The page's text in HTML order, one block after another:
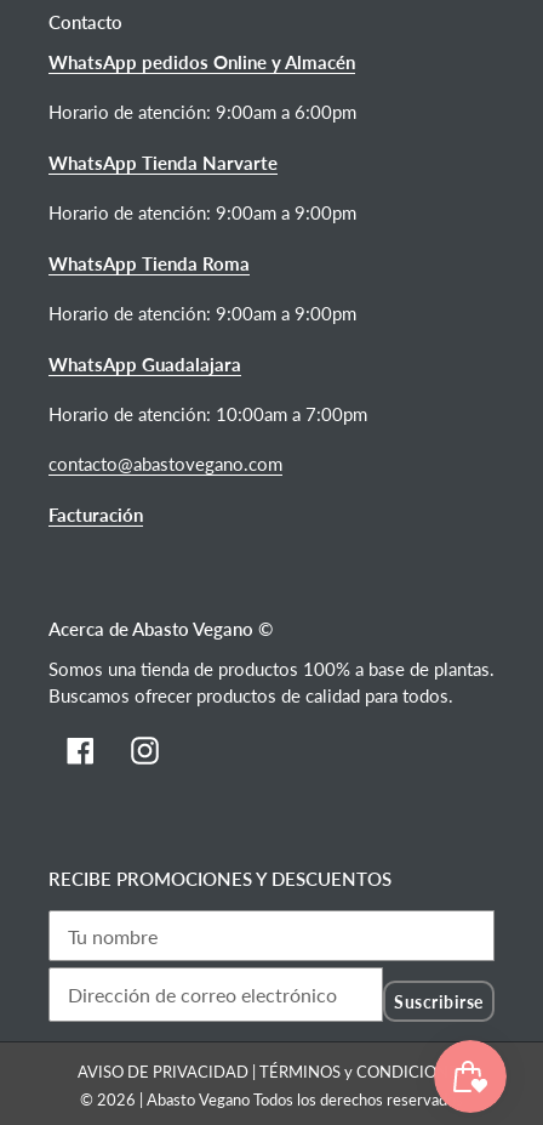
Contacto
WhatsApp pedidos Online y Almacén
Horario de atención: 9:00am a 6:00pm
WhatsApp Tienda Narvarte
Horario de atención: 9:00am a 9:00pm
WhatsApp Tienda Roma
Horario de atención: 9:00am a 9:00pm
WhatsApp Guadalajara
Horario de atención: 10:00am a 7:00pm
contacto@abastovegano.com
Facturación
Acerca de Abasto Vegano ©
Somos una tienda de productos 100% a base de plantas.
Buscamos ofrecer productos de calidad para todos.
FacebookInstagram
RECIBE PROMOCIONES Y DESCUENTOS
Suscribirse
AVISO DE PRIVACIDAD TÉRMINOS y CONDICIONES
© 2026 | Abasto VeganoTodos los derechos reservados